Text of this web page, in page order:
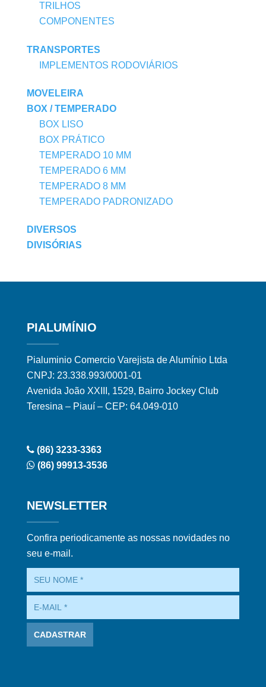
TRILHOS
COMPONENTES
TRANSPORTES
IMPLEMENTOS RODOVIÁRIOS
MOVELEIRA
BOX / TEMPERADO
BOX LISO
BOX PRÁTICO
TEMPERADO 10 MM
TEMPERADO 6 MM
TEMPERADO 8 MM
TEMPERADO PADRONIZADO
DIVERSOS
DIVISÓRIAS
PIALUMÍNIO
Pialuminio Comercio Varejista de Alumínio Ltda
CNPJ: 23.338.993/0001-01
Avenida João XXIII, 1529, Bairro Jockey Club
Teresina – Piauí – CEP: 64.049-010
(86) 3233-3363
(86) 99913-3536
NEWSLETTER
Confira periodicamente as nossas novidades no
seu e-mail.